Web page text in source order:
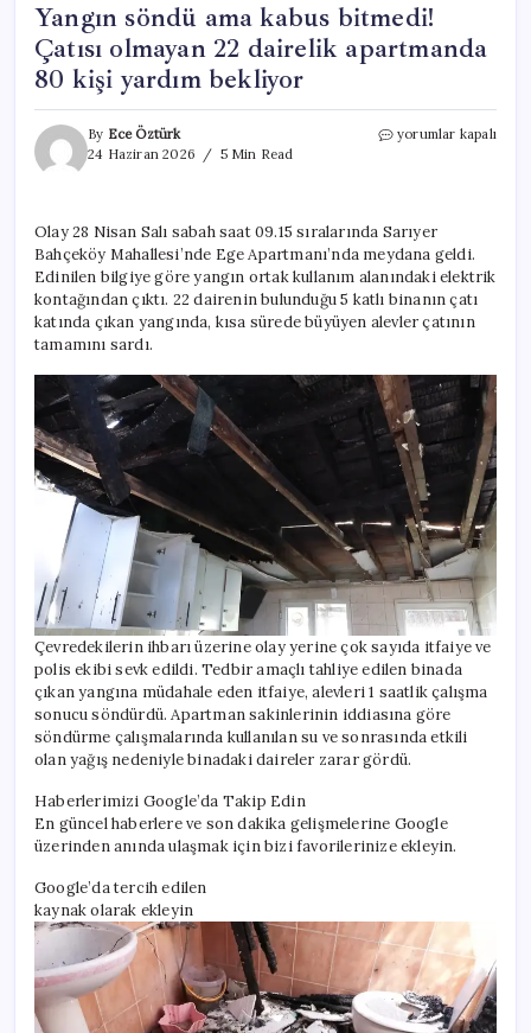
Yangın söndü ama kabus bitmedi!
Çatısı olmayan 22 dairelik apartmanda
80 kişi yardım bekliyor
By Ece Öztürk
24 Haziran 2026
5 Min Read
Yangın
Çatısı
olmayan
22
dairelik
apartmanda
yardım
bekliyor
için
yorumlar kapalı
Olay 28 Nisan Salı sabah saat 09.15 sıralarında Sarıyer
Bahçeköy Mahallesi’nde Ege Apartmanı’nda meydana geldi.
Edinilen bilgiye göre yangın ortak kullanım alanındaki elektrik
kontağından çıktı. 22 dairenin bulunduğu 5 katlı binanın çatı
katında çıkan yangında, kısa sürede büyüyen alevler çatının
tamamını sardı.
Çevredekilerin ihbarı üzerine olay yerine çok sayıda itfaiye ve
polis ekibi sevk edildi. Tedbir amaçlı tahliye edilen binada
çıkan yangına müdahale eden itfaiye, alevleri 1 saatlik çalışma
sonucu söndürdü. Apartman sakinlerinin iddiasına göre
söndürme çalışmalarında kullanılan su ve sonrasında etkili
olan yağış nedeniyle binadaki daireler zarar gördü.
Haberlerimizi Google’da Takip Edin
En güncel haberlere ve son dakika gelişmelerine Google
üzerinden anında ulaşmak için bizi favorilerinize ekleyin.
Google’da tercih edilen
kaynak olarak ekleyin